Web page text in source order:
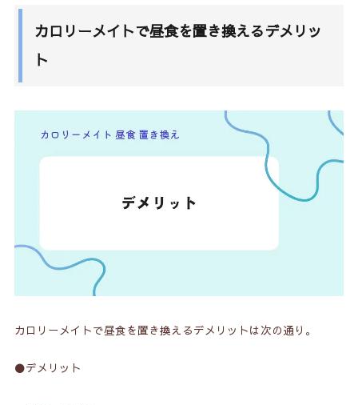
カロリーメイトで昼食を置き換えるデメリッ
ト
カロリーメイトで昼食を置き換えるデメリットは次の通り。
⚫️デメリット